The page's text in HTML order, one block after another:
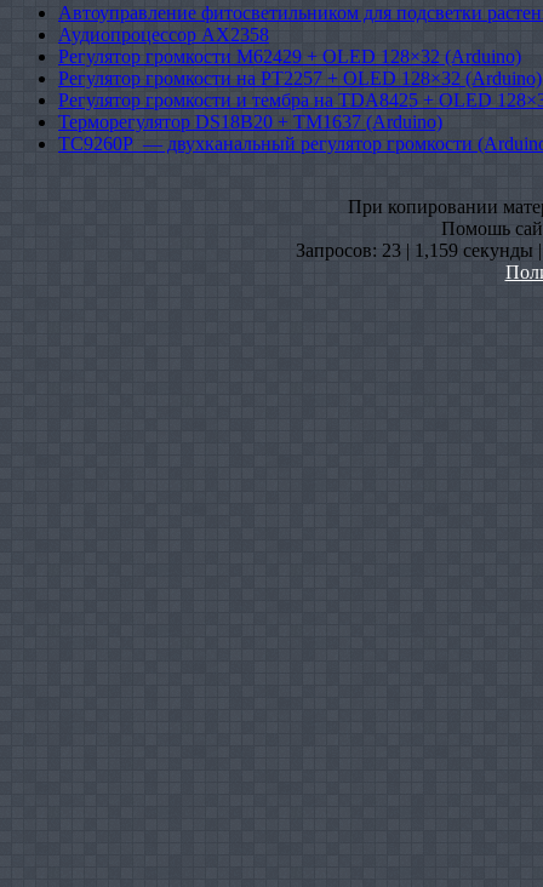
Автоуправление фитосветильником для подсветки
Аудиопроцессор AX2358
Регулятор громкости M62429 + OLED 128×32 (Arduino)
Регулятор громкости на PT2257 + OLED 128×32 (Arduino)
Регулятор громкости и тембра на TDA8425 + OLED
Терморегулятор DS18B20 + TM1637 (Arduino)
TC9260P — двухканальный регулятор громкости
При копировании
Помошь
Запросов: 23 | 1,159 секунды